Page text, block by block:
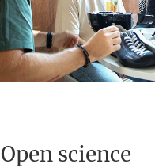
Open science